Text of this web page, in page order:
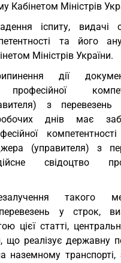
Кабінетом Міністрів
іспиту, видачі
та його
Міністрів України.
дії
з перевезень
днів має
(управителя) з
свідоцтво
такого
у строк,
цієї статті,
що реалізує державну
наземному транспорті,